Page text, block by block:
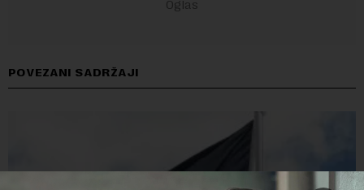
POVEZANI SADRŽAJI